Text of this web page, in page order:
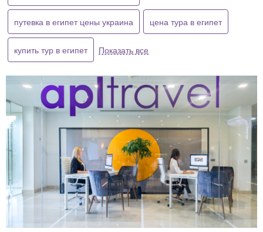
путевка в египет цены украина цена тура в египет
купить тур в египет Показать все